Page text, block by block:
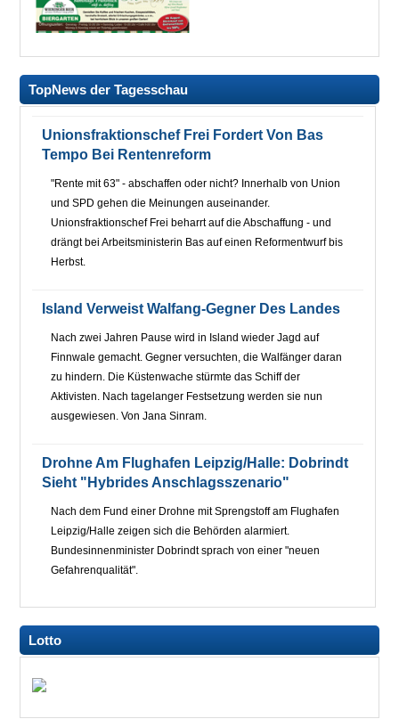
TopNews der Tagesschau
Unionsfraktionschef Frei Fordert Von Bas
Tempo Bei Rentenreform
"Rente mit 63" - abschaffen oder nicht? Innerhalb von Union
und SPD gehen die Meinungen auseinander.
Unionsfraktionschef Frei beharrt auf die Abschaffung - und
drängt bei Arbeitsministerin Bas auf einen Reformentwurf bis
Herbst.
Island Verweist Walfang-Gegner Des Landes
Nach zwei Jahren Pause wird in Island wieder Jagd auf
Finnwale gemacht. Gegner versuchten, die Walfänger daran
zu hindern. Die Küstenwache stürmte das Schiff der
Aktivisten. Nach tagelanger Festsetzung werden sie nun
ausgewiesen. Von Jana Sinram.
Drohne Am Flughafen Leipzig/Halle: Dobrindt
Sieht "hybrides Anschlagsszenario"
Nach dem Fund einer Drohne mit Sprengstoff am Flughafen
Leipzig/Halle zeigen sich die Behörden alarmiert.
Bundesinnenminister Dobrindt sprach von einer "neuen
Gefahrenqualität".
Lotto